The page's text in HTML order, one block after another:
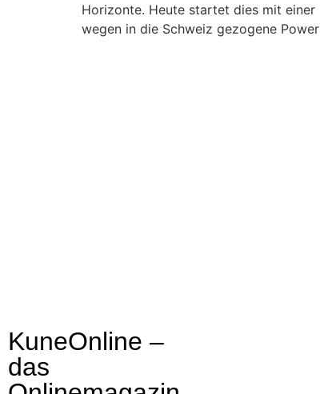
Horizonte. Heute startet dies mit
wegen in die Schweiz gezogene
KuneOnline –
das